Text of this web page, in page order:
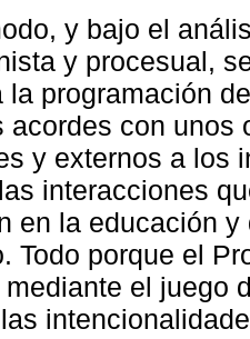
y bajo el
y procesual,
la programación
acordes con unos
y externos a los
interacciones
en la educación
Todo porque el
mediante el juego